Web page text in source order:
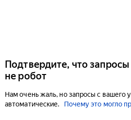
Подтвердите, что
не робот
Нам очень жаль, но запросы с вашего
автоматические.
Почему это могло